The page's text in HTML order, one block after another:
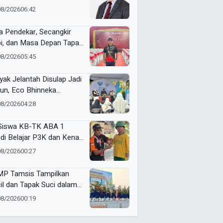
Tak Sekadar
202606:42
Pendekar, Secangkir
dan Masa Depan Tapak
202605:45
Jelantah Disulap Jadi
Eco Bhinneka
Inspirasi
202604:28
KB-TK ABA 1
Belajar P3K dan Kenali
Lewat Ambulance
202600:27
Tamsis Tampilkan
dan Tapak Suci dalam
One Event di
202600:19